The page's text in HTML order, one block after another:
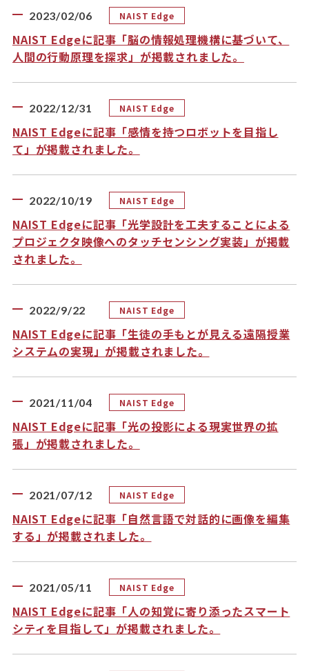
2023/02/06 NAIST Edge
NAIST Edgeに記事「脳の情報処理機構に基づいて、
人間の行動原理を探求」が掲載されました。
2022/12/31 NAIST Edge
NAIST Edgeに記事「感情を持つロボットを目指し
て」が掲載されました。
2022/10/19 NAIST Edge
NAIST Edgeに記事「光学設計を工夫することによる
プロジェクタ映像へのタッチセンシング実装」が掲載
されました。
2022/9/22 NAIST Edge
NAIST Edgeに記事「生徒の手もとが見える遠隔授業
システムの実現」が掲載されました。
2021/11/04 NAIST Edge
NAIST Edgeに記事「光の投影による現実世界の拡
張」が掲載されました。
2021/07/12 NAIST Edge
NAIST Edgeに記事「自然言語で対話的に画像を編集
する」が掲載されました。
2021/05/11 NAIST Edge
NAIST Edgeに記事「人の知覚に寄り添ったスマート
シティを目指して」が掲載されました。